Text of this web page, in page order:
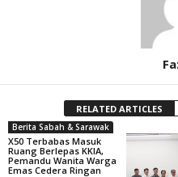
RELATED ARTICLES
Berita Sabah & Sarawak
X50 Terbabas Masuk
Ruang Berlepas KKIA,
Pemandu Wanita Warga
Emas Cedera Ringan